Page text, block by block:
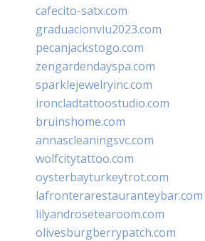
cafecito-satx.com
graduacionviu2023.com
pecanjackstogo.com
zengardendayspa.com
sparklejewelryinc.com
ironcladtattoostudio.com
bruinshome.com
annascleaningsvc.com
wolfcitytattoo.com
oysterbayturkeytrot.com
lafronterarestauranteybar.com
lilyandrosetearoom.com
olivesburgberrypatch.com